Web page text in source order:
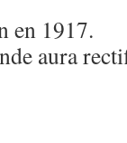
en 1917.
aura